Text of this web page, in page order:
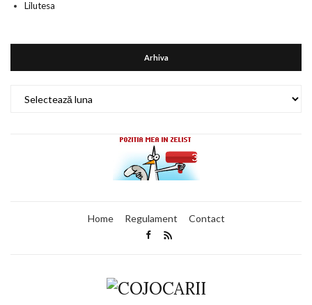
Lilutesa
Arhiva
Home Regulament Contact